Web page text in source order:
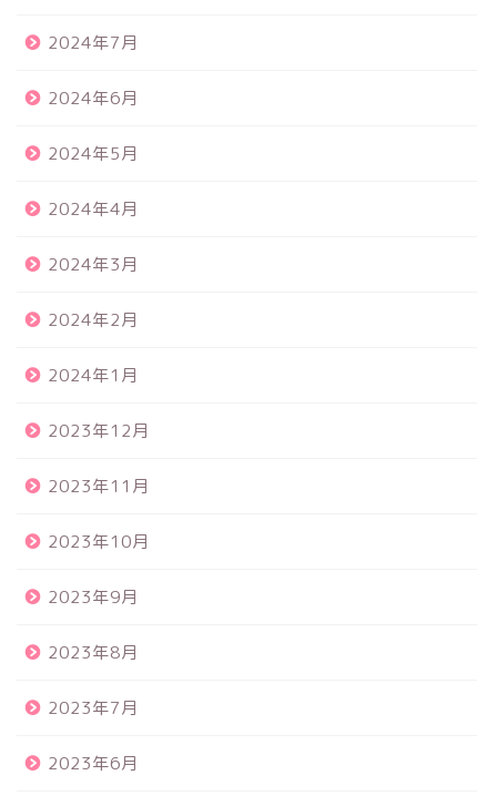
2024年7月
2024年6月
2024年5月
2024年4月
2024年3月
2024年2月
2024年1月
2023年12月
2023年11月
2023年10月
2023年9月
2023年8月
2023年7月
2023年6月